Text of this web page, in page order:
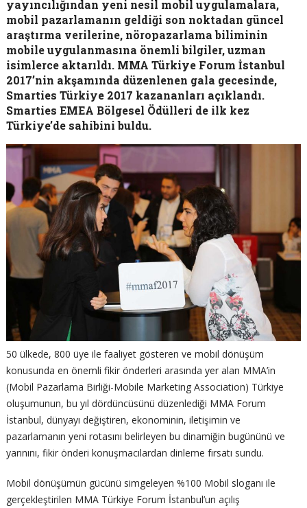
yayıncılığından yeni nesil mobil uygulamalara,
mobil pazarlamanın geldiği son noktadan güncel
araştırma verilerine, nöropazarlama biliminin
mobile uygulanmasına önemli bilgiler, uzman
isimlerce aktarıldı. MMA Türkiye Forum İstanbul
2017’nin akşamında düzenlenen gala gecesinde,
Smarties Türkiye 2017 kazananları açıklandı.
Smarties EMEA Bölgesel Ödülleri de ilk kez
Türkiye’de sahibini buldu.
50 ülkede, 800 üye ile faaliyet gösteren ve mobil dönüşüm
konusunda en önemli fikir önderleri arasında yer alan MMA’in
(Mobil Pazarlama Birliği-Mobile Marketing Association) Türkiye
oluşumunun, bu yıl dördüncüsünü düzenlediği MMA Forum
İstanbul, dünyayı değiştiren, ekonominin, iletişimin ve
pazarlamanın yeni rotasını belirleyen bu dinamiğin bugününü ve
yarınını, fikir önderi konuşmacılardan dinleme fırsatı sundu.
Mobil dönüşümün gücünü simgeleyen %100 Mobil sloganı ile
gerçekleştirilen MMA Türkiye Forum İstanbul’un açılış